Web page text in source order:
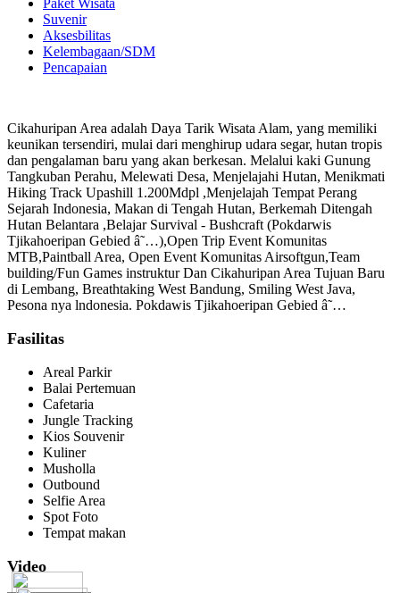
Suvenir
Aksesbilitas
Kelembagaan/SDM
Pencapaian
Cikahuripan Area adalah Daya Tarik Wisata Alam, yang memiliki
keunikan tersendiri, mulai dari menghirup udara segar, hutan tropis
dan pengalaman baru yang akan berkesan. Melalui kaki Gunung
Tangkuban Perahu, Melewati Desa, Menjelajahi Hutan, Menikmati
Hiking Track Upashill 1.200Mdpl ,Menjelajah Tempat Perang
Sejarah Indonesia, Makan di Tengah Hutan, Berkemah Ditengah
Hutan Belantara ,Belajar Survival - Bushcraft (Pokdarwis
Tjikahoeripan Gebied â˜…),Open Trip Event Komunitas
MTB,Paintball Area, Open Event Komunitas Airsoftgun,Team
building/Fun Games instruktur Dan Cikahuripan Area Tujuan Baru
di Lembang, Breathtaking West Bandung, Smiling West Java,
Pesona nya lndonesia. Pokdawis Tjikahoeripan Gebied â˜…
Fasilitas
Areal Parkir
Balai Pertemuan
Cafetaria
Jungle Tracking
Kios Souvenir
Kuliner
Musholla
Outbound
Selfie Area
Spot Foto
Tempat makan
Video